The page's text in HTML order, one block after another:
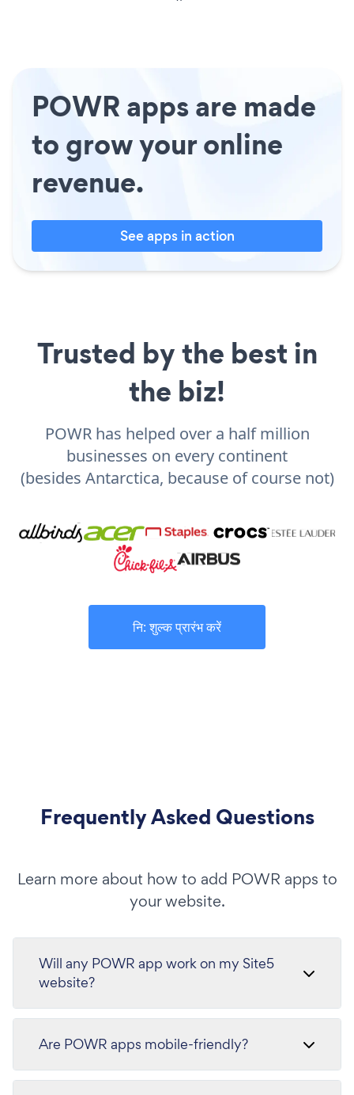
POWR apps are made
to grow your online
revenue.
See apps in action
Trusted by the best in
the biz!
POWR has helped over a half million
businesses on every continent
(besides Antarctica, because of course not)
नि: शुल्क प्रारंभ करें
Frequently Asked Questions
Learn more about how to add POWR apps to
your website.
Will any POWR app work on my Site5
website?
Are POWR apps mobile-friendly?